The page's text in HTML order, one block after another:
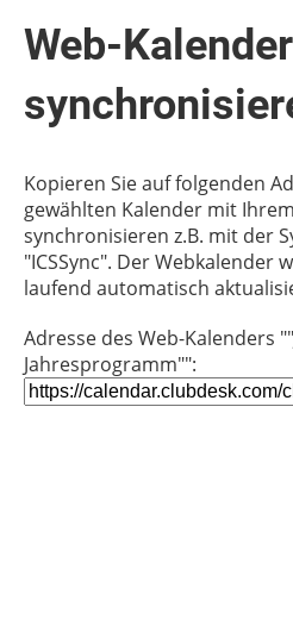
Web-Kalender
Kopieren Sie auf folgenden
gewählten Kalender mit
synchronisieren z.B. mit der
"ICSSync". Der Webkalender
laufend automatisch
Adresse des Web-Kalenders
Jahresprogramm"":